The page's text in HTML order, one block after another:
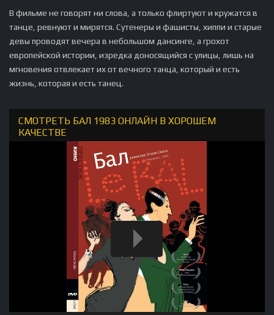
В фильме не говорят ни слова, а только флиртуют и кружатся в
танце, ревнуют и мирятся. Сутенеры и фашисты, хиппи и старые
девы проводят вечера в небольшом дансинге, а грохот
европейской истории, изредка доносящийся с улицы, лишь на
мгновения отвлекает их от вечного танца, который и есть
жизнь, которая и есть танец.
СМОТРЕТЬ БАЛ 1983 ОНЛАЙН В ХОРОШЕМ
КАЧЕСТВЕ